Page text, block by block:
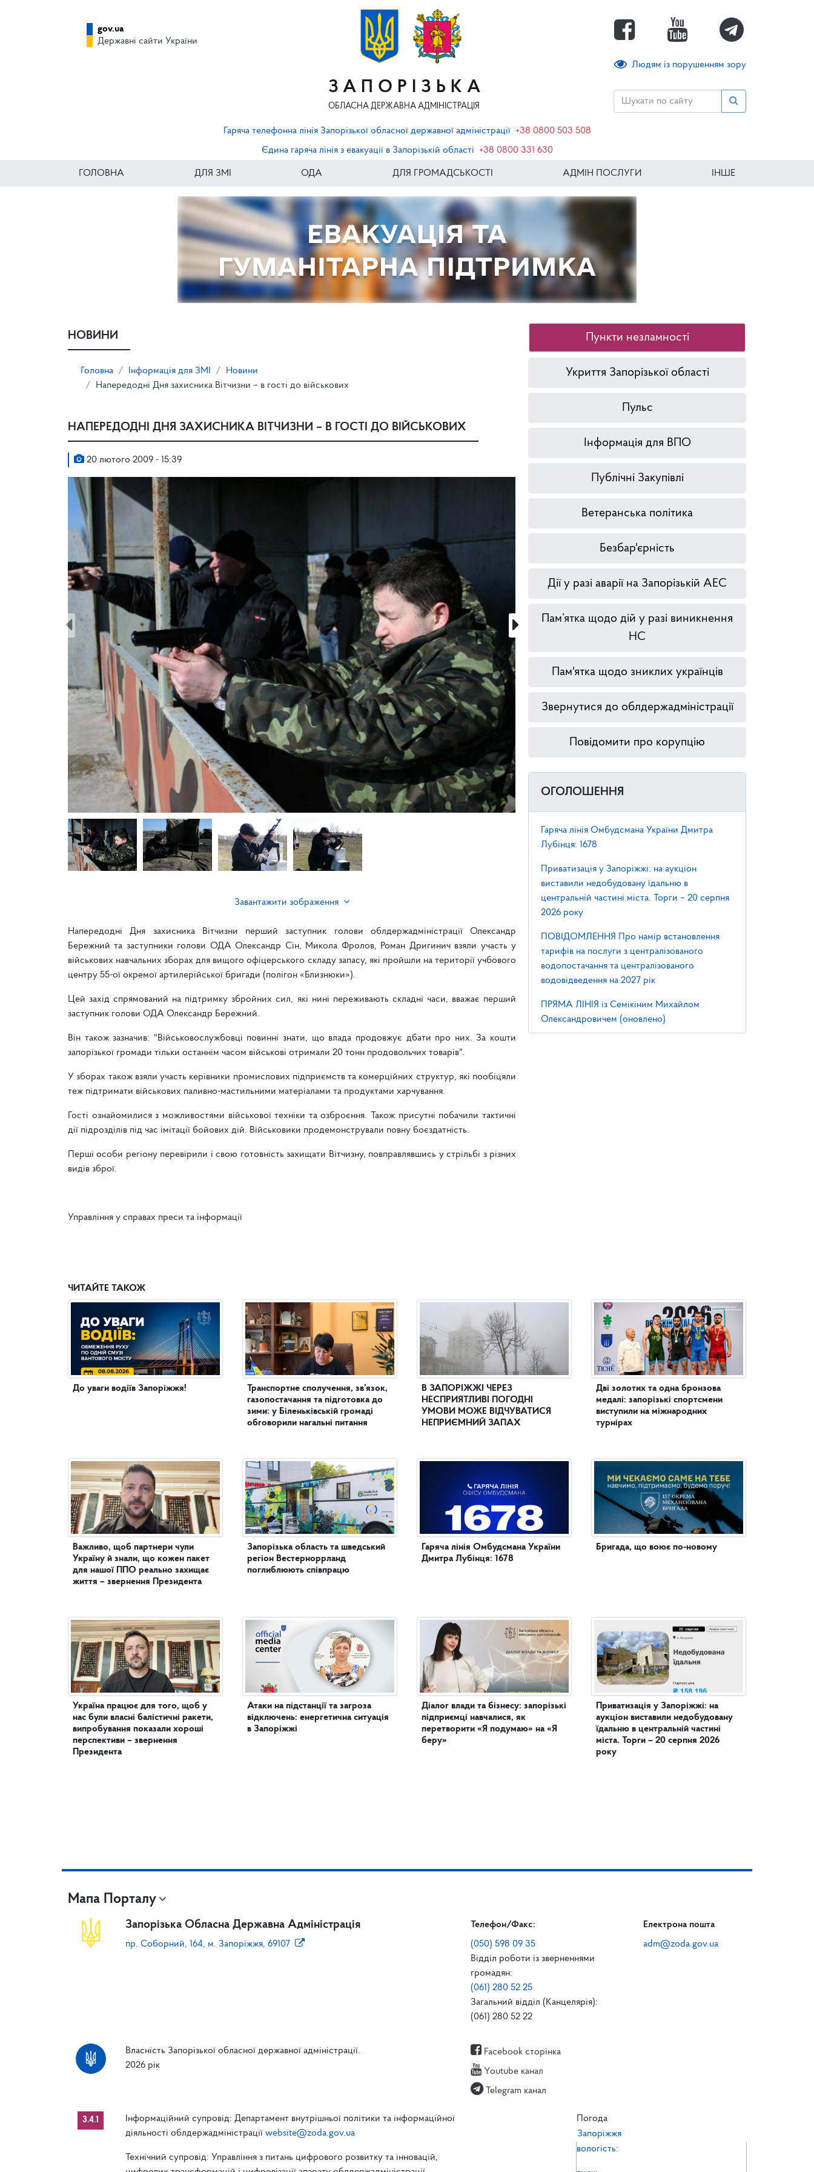
ЗАПОРІЗЬКА
ОБЛАСНА ДЕРЖАВНА АДМІНІСТРАЦІЯ
Людям із порушенням зору
gov.ua
Державні сайти України
Гаряча телефонна лінія Запорізької обласної державної адміністрації +38 0800 503 508
Єдина гаряча лінія з евакуації в Запорізькій області
+38 0800 331 630
ГОЛОВНА ДЛЯ ЗМІ ОДА ДЛЯ ГРОМАДСЬКОСТІ АДМІН ПОСЛУГИ ІНШЕ
НОВИНИ
Головна Інформація для ЗМІ
Новини
Напередодні Дня захисника Вітчизни – в гості до військових
НАПЕРЕДОДНІ ДНЯ ЗАХИСНИКА ВІТЧИЗНИ – В ГОСТІ ДО ВІЙСЬКОВИХ
20 лютого 2009 - 15:39
Завантажити зображення
Напередодні Дня захисника Вітчизни перший заступник голови облдержадміністрації Олександр
Бережний та заступники голови ОДА Олександр Сін, Микола Фролов, Роман Дригинич взяли участь у
військових навчальних зборах для вищого офіцерського складу запасу, які пройшли на території учбового
центру 55-ої окремої артилерійської бригади (полігон «Близнюки»).
Цей захід спрямований на підтримку збройних сил, які нині переживають складні часи, вважає перший
заступник голови ОДА Олександр Бережний.
Він також зазначив: "Військовослужбовці повинні знати, що влада продовжує дбати про них. За кошти
запорізької громади тільки останнім часом військові отримали 20 тонн продовольчих товарів".
У зборах також взяли участь керівники промислових підприємств та комерційних структур, які пообіцяли
теж підтримати військових паливно-мастильними матеріалами та продуктами харчування.
Гості ознайомилися з можливостями військової техніки та озброєння. Також присутні побачили тактичні
дії підрозділів під час імітації бойових дій. Військовики продемонстрували повну боєздатність.
Перші особи регіону перевірили і свою готовність захищати Вітчизну, повправлявшись у стрільбі з різних
видів зброї.
Управління у справах преси та інформації
Пункти незламності
Укриття Запорізької області
Пульс
Інформація для ВПО
Публічні Закупівлі
Ветеранська політика
Безбар'єрність
Дії у разі аварії на Запорізькій АЕС
Пам’ятка щодо дій у разі виникнення
НС
Пам'ятка щодо зниклих українців
Звернутися до облдержадміністрації
Повідомити про корупцію
ОГОЛОШЕННЯ
Гаряча лінія Омбудсмана України Дмитра
Лубінця: 1678
Приватизація у Запоріжжі: на аукціон
виставили недобудовану їдальню в
центральній частині міста. Торги – 20 серпня
2026 року
ПОВІДОМЛЕННЯ Про намір встановлення
тарифів на послуги з централізованого
водопостачання та централізованого
водовідведення на 2027 рік
ПРЯМА ЛІНІЯ із Семікіним Михайлом
Олександровичем (оновлено)
ЧИТАЙТЕ ТАКОЖ
До уваги водіїв Запоріжжя!
Важливо, щоб партнери чули
Україну й знали, що кожен пакет
для нашої ППО реально захищає
життя – звернення Президента
Україна працює для того, щоб у
нас були власні балістичні ракети,
випробування показали хороші
перспективи – звернення
Президента
Транспортне сполучення, зв’язок,
газопостачання та підготовка до
зими: у Біленьківській громаді
обговорили нагальні питання
Запорізька область та шведський
регіон Вестерноррланд
поглиблюють співпрацю
Атаки на підстанції та загроза
відключень: енергетична ситуація
в Запоріжжі
В ЗАПОРІЖЖІ ЧЕРЕЗ
НЕСПРИЯТЛИВІ ПОГОДНІ
УМОВИ МОЖЕ ВІДЧУВАТИСЯ
НЕПРИЄМНИЙ ЗАПАХ
Гаряча лінія Омбудсмана України
Дмитра Лубінця: 1678
Діалог влади та бізнесу: запорізькі
підприємці навчалися, як
перетворити «Я подумаю» на «Я
беру»
Дві золотих та одна бронзова
медалі: запорізькі спортсмени
виступили на міжнародних
турнірах
Бригада, що воює по-новому
Приватизація у Запоріжжі: на
аукціон виставили недобудовану
їдальню в центральній частині
міста. Торги – 20 серпня 2026
року
Мапа Порталу
Запорізька Обласна Державна Адміністрація
пр. Соборний, 164, м. Запоріжжя, 69107
Телефон/Факс:
(050) 598 09 35
Відділ роботи із зверненнями
громадян:
(061) 280 52 25
Загальний відділ (Канцелярія):
(061) 280 52 22
Електрона пошта
adm@zoda.gov.ua
Власність Запорізької обласної державної адміністрації.
2026 рік
Facebook сторінка
Youtube канал
Telegram канал
3.4.1
Інформаційний супровід: Департамент внутрішньої політики та інформаційної
діяльності облдержадміністрації website@zoda.gov.ua
Технічний супровід: Управління з питань цифрового розвитку та інновацій,
Погода
Запоріжжя
вологість: